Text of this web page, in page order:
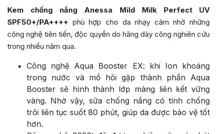
Kem chống nắng Anessa Mild Milk Perfect UV
SPF50+/PA++++ phù hợp cho da nhạy cảm nhờ những
công nghệ tiên tiến, độc quyền do hãng dày công nghiên cứu
trong nhiều năm qua.
Công nghệ Aqua Booster EX: khi Ion khoáng
trong nước và mồ hôi gặp thành phần Aqua
Booster sẽ hình thành lớp màng liên kết vững
vàng. Nhờ vậy, sữa chống nắng có tính chống
trôi liên tục suốt 80 phút, giúp da được bảo vệ tốt
hơn.